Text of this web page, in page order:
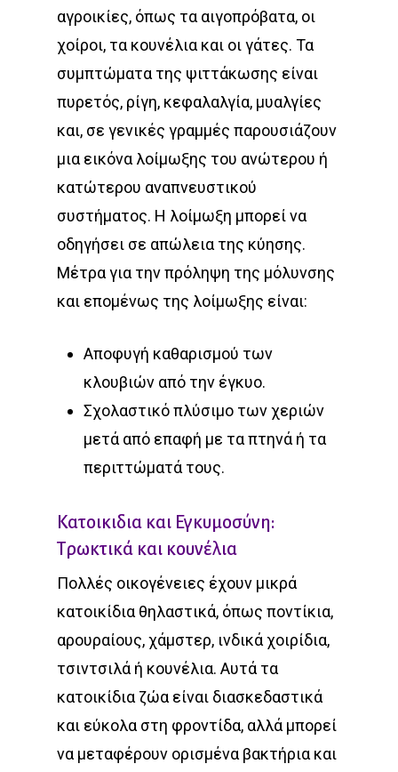
αγροικίες, όπως τα αιγοπρόβατα, οι
χοίροι, τα κουνέλια και οι γάτες. Τα
συμπτώματα της ψιττάκωσης είναι
πυρετός, ρίγη, κεφαλαλγία, μυαλγίες
και, σε γενικές γραμμές παρουσιάζουν
μια εικόνα λοίμωξης του ανώτερου ή
κατώτερου αναπνευστικού
συστήματος. Η λοίμωξη μπορεί να
οδηγήσει σε απώλεια της κύησης.
Μέτρα για την πρόληψη της μόλυνσης
και επομένως της λοίμωξης είναι:
Αποφυγή καθαρισμού των
κλουβιών από την έγκυο.
Σχολαστικό πλύσιμο των χεριών
μετά από επαφή με τα πτηνά ή τα
περιττώματά τους.
Κατοικιδια και Εγκυμοσύνη:
Τρωκτικά και κουνέλια
Πολλές οικογένειες έχουν μικρά
κατοικίδια θηλαστικά, όπως ποντίκια,
αρουραίους, χάμστερ, ινδικά χοιρίδια,
τσιντσιλά ή κουνέλια. Αυτά τα
κατοικίδια ζώα είναι διασκεδαστικά
και εύκολα στη φροντίδα, αλλά μπορεί
να μεταφέρουν ορισμένα βακτήρια και